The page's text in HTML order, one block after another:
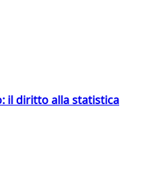
il diritto alla statistica